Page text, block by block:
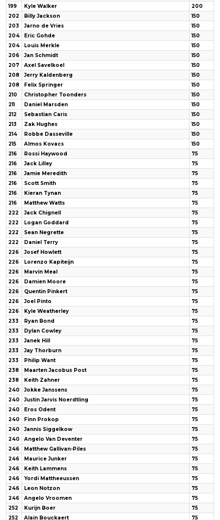
199
Kyle Walker
200
202
Billy Jackson
150
203
Jarno de Vries
150
204
Eric Gohde
150
204
Louis Merkle
150
206
Jan Schmidt
150
207
Axel Savelkoel
150
208
Jerry Kaldenberg
150
208
Felix Springer
150
210
Christopher Toonders
150
211
Daniel Marsden
150
212
Sebastian Caris
150
213
Zak Hughes
150
214
Robbe Dasseville
150
215
Almos Kovacs
150
216
Rossi Haywood
75
216
Jack Lilley
75
216
Jamie Meredith
75
216
Scott Smith
75
216
Kieran Tynan
75
216
Matthew Watts
75
222
Jack Chignell
75
222
Logan Goddard
75
222
Sean Negrette
75
222
Daniel Terry
75
226
Josef Howlett
75
226
Lorenzo Kapiteijn
75
226
Marvin Meal
75
226
Damien Moore
75
226
Quentin Pinkert
75
226
Joel Pinto
75
226
Kyle Weatherley
75
233
Ryan Bond
75
233
Dylan Cowley
75
233
Janek Hill
75
233
Jay Thorburn
75
233
Philip Want
75
238
Maarten Jacobus Post
75
238
Keith Zahner
75
240
Jokke Janssens
75
240
Justin Jarvis Noerdtling
75
240
Eros Odent
75
240
Finn Prokop
75
240
Jannis Siggelkow
75
240
Angelo Van Deventer
75
246
Matthew Gallivan-Piles
75
246
Maurice Junker
75
246
Keith Lammens
75
246
Yordi Mattheeussen
75
246
Leon Notzon
75
246
Angelo Vroomen
75
252
Kurijn Boer
75
252
Alain Bouckaert 75